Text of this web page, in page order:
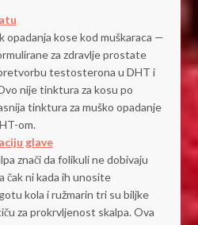
opadanja kose kod muškaraca —
za zdravlje prostate
testosterona u DHT i
nije tinktura za kosu po
tinktura za muško opadanje
om.
glave
znači da folikuli ne dobivaju
čak ni kada ih unosite
kola i ružmarin tri su biljke
za prokrvljenost skalpa. Ova